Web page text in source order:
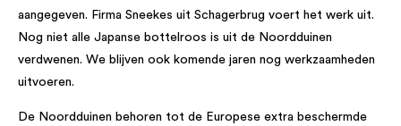
aangegeven. Firma Sneekes uit Schagerbrug voert het werk uit.
Nog niet alle Japanse bottelroos is uit de Noordduinen
verdwenen. We blijven ook komende jaren nog werkzaamheden
uitvoeren.
De Noordduinen behoren tot de Europese extra beschermde